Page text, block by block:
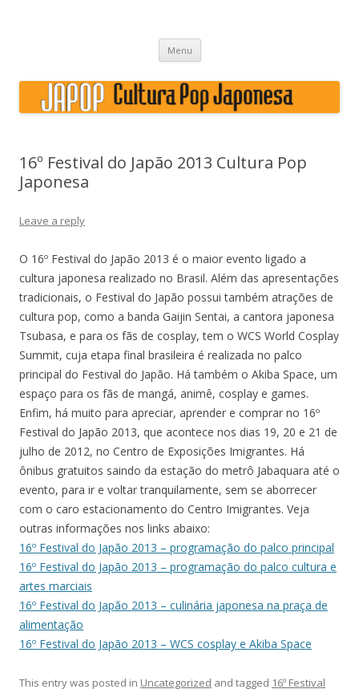
Menu Skip to content
16º Festival do Japão 2013 Cultura Pop
Japonesa
Leave a reply
O 16º Festival do Japão 2013 é o maior evento ligado a
cultura japonesa realizado no Brasil. Além das apresentações
tradicionais, o Festival do Japão possui também atrações de
cultura pop, como a banda Gaijin Sentai, a cantora japonesa
Tsubasa, e para os fãs de cosplay, tem o WCS World Cosplay
Summit, cuja etapa final brasileira é realizada no palco
principal do Festival do Japão. Há também o Akiba Space, um
espaço para os fãs de mangá, animê, cosplay e games.
Enfim, há muito para apreciar, aprender e comprar no 16º
Festival do Japão 2013, que acontece nos dias 19, 20 e 21 de
julho de 2012, no Centro de Exposições Imigrantes. Há
ônibus gratuitos saindo da estação do metrô Jabaquara até o
evento, para ir e voltar tranquilamente, sem se aborrecer
com o caro estacionamento do Centro Imigrantes. Veja
outras informações nos links abaixo:
16º Festival do Japão 2013 – programação do palco principal
16º Festival do Japão 2013 – programação do palco cultura e
artes marciais
16º Festival do Japão 2013 – culinária japonesa na praça de
alimentação
16º Festival do Japão 2013 – WCS cosplay e Akiba Space
This entry was posted in Uncategorized and tagged 16º Festival